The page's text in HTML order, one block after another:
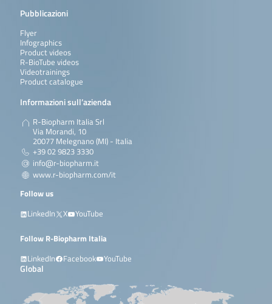
Pubblicazioni
Flyer
Infographics
Product videos
R-BioTube videos
Videotrainings
Product catalogue
Informazioni sull’azienda
R-Biopharm Italia Srl
Via Morandi, 10
20077 Melegnano (MI) - Italia
+39 02 9823 3330
info@r-biopharm.it
www.r-biopharm.com/it
Follow us
LinkedIn
X YouTube
Follow R-Biopharm Italia
LinkedIn
Facebook YouTube
Global